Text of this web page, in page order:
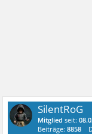
SilentRoG
Mitglied seit:
Beiträge:8858